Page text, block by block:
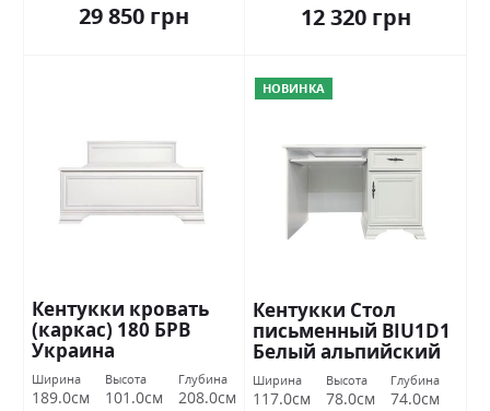
29 850 грн 12 320 грн
Кентукки кровать
(каркас) 180 БРВ
Украина
Ширина
189.0см
Высота
101.0см
Глубина
208.0см
НОВИНКА
Кентукки Стол
письменный BIU1D1
Белый альпийский
БРВ Украина
Ширина
117.0см
Высота
78.0см
Глубина
74.0см